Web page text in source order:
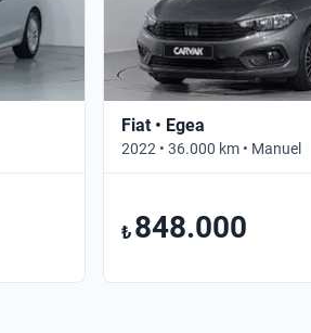
Fiat • Egea
2022 • 36.000 km • Manuel
₺ 848.000